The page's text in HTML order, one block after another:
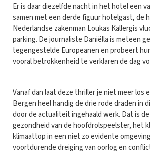
Er is daar diezelfde nacht in het hotel een
samen met een derde figuur hotelgast, de
Nederlandse zakenman Loukas Kallergis
parking. De journaliste Daniëlla is meteen
tegengestelde Europeanen en probeert
vooral betrokkenheid te verklaren de dag
Vanaf dan laat deze thriller je niet meer los
Bergen heel handig de drie rode draden in
door de actualiteit ingehaald werk. Dat is
gezondheid van de hoofdrolspeelster, het
klimaattop in een niet zo evidente
voortdurende dreiging van oorlog en